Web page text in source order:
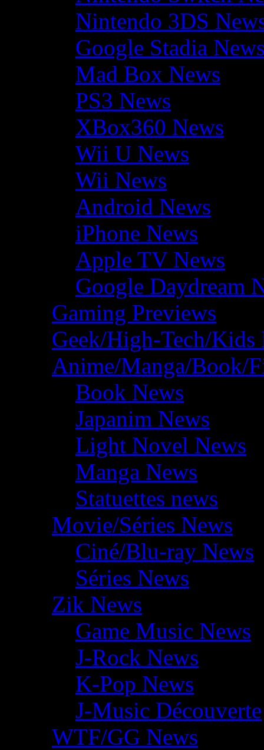
Nintendo 3DS
Google Stadia
Mad Box News
PS3 News
XBox360 News
Wii U News
Wii News
Android News
iPhone News
Apple TV News
Google Daydream
Gaming Previews
Geek/High-Tech/Kids
Anime/Manga/Book/
Book News
Japanim News
Light Novel News
Manga News
Statuettes news
Movie/Séries News
Ciné/Blu-ray News
Séries News
Zik News
Game Music News
J-Rock News
K-Pop News
J-Music Découverte
WTF/GG News